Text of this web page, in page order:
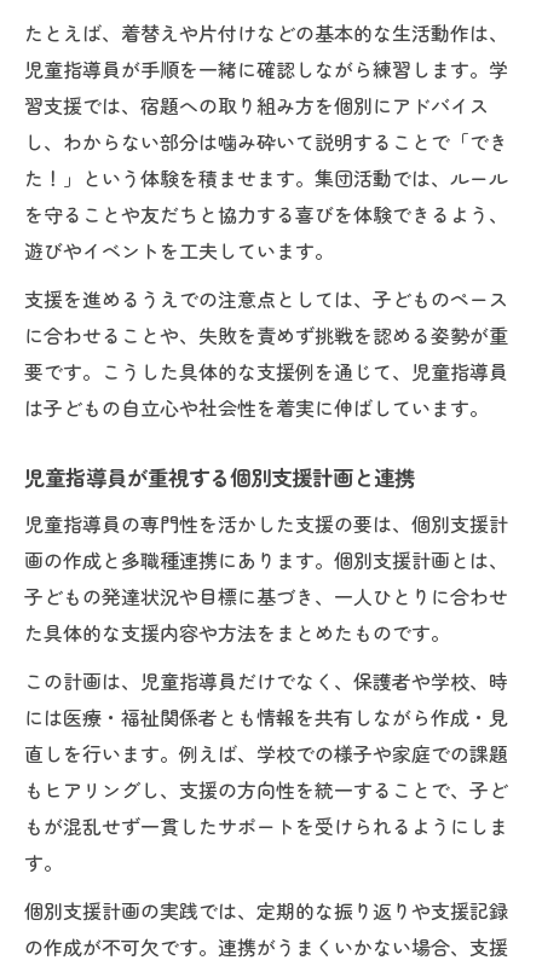
たとえば、着替えや片付けなどの基本的な生活動作は、
児童指導員が手順を一緒に確認しながら練習します。学
習支援では、宿題への取り組み方を個別にアドバイス
し、わからない部分は噛み砕いて説明することで「でき
た！」という体験を積ませます。集団活動では、ルール
を守ることや友だちと協力する喜びを体験できるよう、
遊びやイベントを工夫しています。
支援を進めるうえでの注意点としては、子どものペース
に合わせることや、失敗を責めず挑戦を認める姿勢が重
要です。こうした具体的な支援例を通じて、児童指導員
は子どもの自立心や社会性を着実に伸ばしています。
児童指導員が重視する個別支援計画と連携
児童指導員の専門性を活かした支援の要は、個別支援計
画の作成と多職種連携にあります。個別支援計画とは、
子どもの発達状況や目標に基づき、一人ひとりに合わせ
た具体的な支援内容や方法をまとめたものです。
この計画は、児童指導員だけでなく、保護者や学校、時
には医療・福祉関係者とも情報を共有しながら作成・見
直しを行います。例えば、学校での様子や家庭での課題
もヒアリングし、支援の方向性を統一することで、子ど
もが混乱せず一貫したサポートを受けられるようにしま
す。
個別支援計画の実践では、定期的な振り返りや支援記録
の作成が不可欠です。連携がうまくいかない場合、支援